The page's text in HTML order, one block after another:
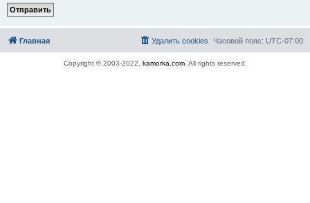
Главная Часовой пояс: UTC-07:00
Удалить cookies
Copyright © 2003-2022, kamorka.com. All rights reserved.